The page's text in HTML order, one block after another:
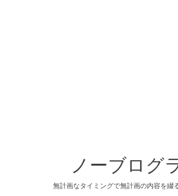
ノーブログ
無計画なタイミングで無計画の内容を綴